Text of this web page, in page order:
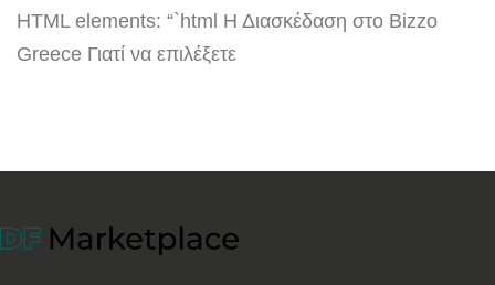
HTML elements: “`html Η Διασκέδαση στο Bizzo
Greece Γιατί να επιλέξετε